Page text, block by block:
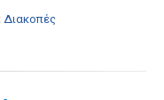
Διακοπές